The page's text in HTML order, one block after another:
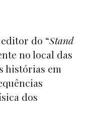
do “Stand
no local das
histórias em
dos